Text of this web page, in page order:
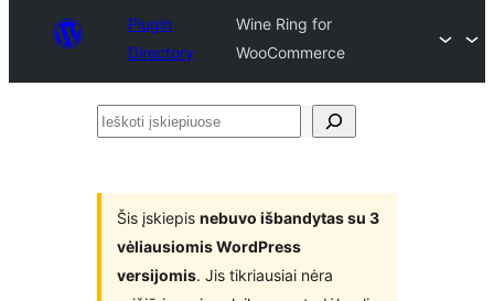
Plugin
Directory
Wine Ring for
WooCommerce
Ieškoti
Šis įskiepis nebuvo išbandytas su 3
vėliausiomis WordPress
versijomis. Jis tikriausiai nėra